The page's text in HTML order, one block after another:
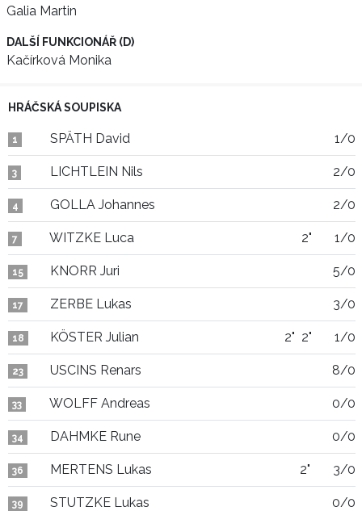
Galia Martin
DALŠÍ FUNKCIONÁŘ (D)
Kačírková Monika
HRÁČSKÁ SOUPISKA
1 SPÄTH David 1/0
3 LICHTLEIN Nils 2/0
4 GOLLA Johannes 2/0
7 WITZKE Luca 2" 1/0
15 KNORR Juri 5/0
17 ZERBE Lukas 3/0
18 KÖSTER Julian 2" 2" 1/0
23 USCINS Renars 8/0
33 WOLFF Andreas 0/0
34 DAHMKE Rune 0/0
36 MERTENS Lukas 2" 3/0
39 STUTZKE Lukas 0/0